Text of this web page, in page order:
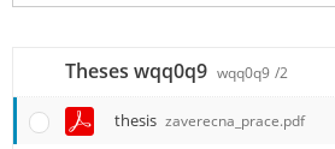
Theses wqq0q9 wqq0q9 /2
thesis zaverecna_prace.pdf